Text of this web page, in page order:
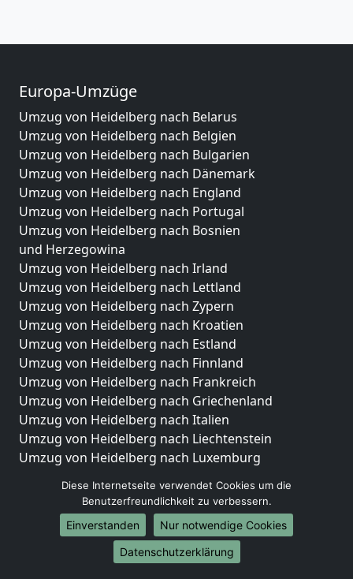
Europa-Umzüge
Umzug von Heidelberg nach Belarus
Umzug von Heidelberg nach Belgien
Umzug von Heidelberg nach Bulgarien
Umzug von Heidelberg nach Dänemark
Umzug von Heidelberg nach England
Umzug von Heidelberg nach Portugal
Umzug von Heidelberg nach Bosnien
und Herzegowina
Umzug von Heidelberg nach Irland
Umzug von Heidelberg nach Lettland
Umzug von Heidelberg nach Zypern
Umzug von Heidelberg nach Kroatien
Umzug von Heidelberg nach Estland
Umzug von Heidelberg nach Finnland
Umzug von Heidelberg nach Frankreich
Umzug von Heidelberg nach Griechenland
Umzug von Heidelberg nach Italien
Umzug von Heidelberg nach Liechtenstein
Umzug von Heidelberg nach Luxemburg
Umzug von Heidelberg nach Norwegen
Umzüge-Deutschlandweit
Umzug von Heidelberg nach Berlin
Diese Internetseite verwendet Cookies um die
Benutzerfreundlichkeit zu verbessern.
Einverstanden
Nur notwendige Cookies
Datenschutzerklärung